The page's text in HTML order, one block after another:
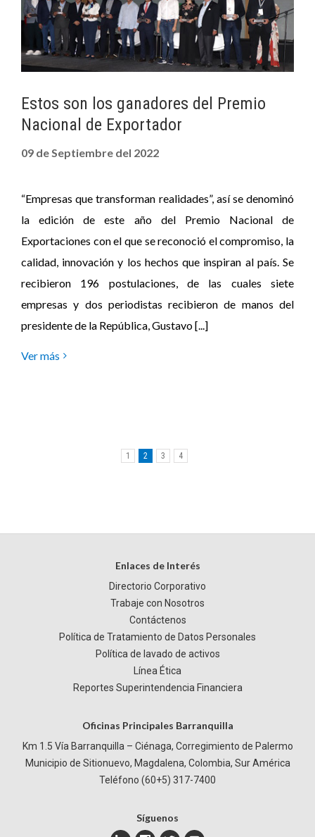
Estos son los ganadores del Premio
Nacional de Exportador
09 de Septiembre del 2022
“Empresas que transforman realidades”, así se denominó
la edición de este año del Premio Nacional de
Exportaciones con el que se reconoció el compromiso, la
calidad, innovación y los hechos que inspiran al país. Se
recibieron 196 postulaciones, de las cuales siete
empresas y dos periodistas recibieron de manos del
presidente de la República, Gustavo [...]
Ver más
1 2 3 4
Enlaces de Interés
Directorio Corporativo
Trabaje con Nosotros
Contáctenos
Política de Tratamiento de Datos Personales
Política de lavado de activos
Línea Ética
Reportes Superintendencia Financiera
Oficinas Principales Barranquilla
Km 1.5 Vía Barranquilla – Ciénaga, Corregimiento de Palermo
Municipio de Sitionuevo, Magdalena, Colombia, Sur América
Teléfono (60+5) 317-7400
Síguenos